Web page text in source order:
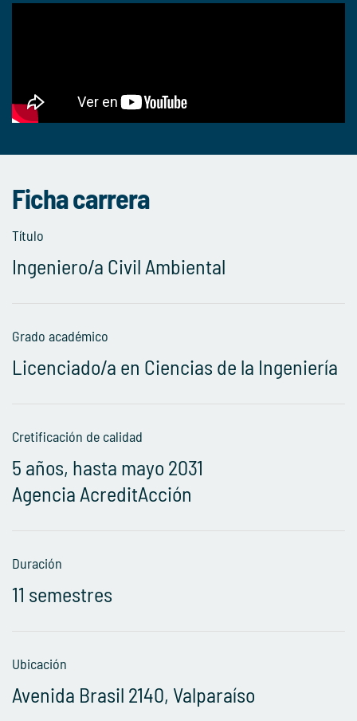
Ficha carrera
Título
Ingeniero/a Civil Ambiental
Grado académico
Licenciado/a en Ciencias de la Ingeniería
Cretificación de calidad
5 años, hasta mayo 2031
Agencia AcreditAcción
Duración
11 semestres
Ubicación
Avenida Brasil 2140, Valparaíso